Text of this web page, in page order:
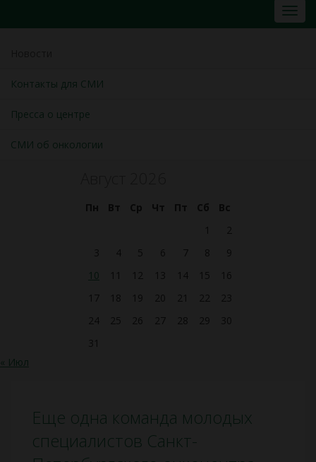
Контакты для СМИ
Пресса о центре
СМИ об онкологии
Пн Вт Ср Чт Пт Сб
Вс
1
2
3
4 5 6 7 8
9
10
11 12 13 14 15
16
17
18 19 20 21 22
23
24
25 26 27 28 29
30
31
« Июл
Еще одна команда молодых
специалистов Санкт-